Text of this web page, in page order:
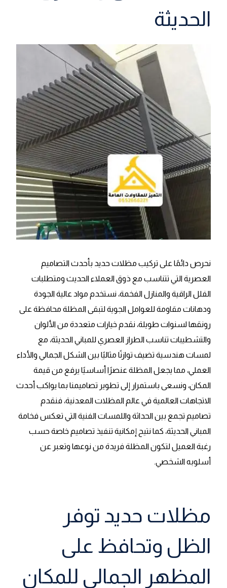
الحديثة
نحرص دائمًا على تركيب مظلات حديد بأحدث التصاميم
العصرية التي تتناسب مع ذوق العملاء الحديث ومتطلبات
الفلل الراقية والمنازل الفخمة، نستخدم مواد عالية الجودة
ودهانات مقاومة للعوامل الجوية لتبقى المظلة محافظة على
رونقها لسنوات طويلة، نقدم خيارات متعددة من الألوان
والتشطيبات تناسب الطراز العصري للمباني الحديثة، مع
لمسات هندسية تضيف توازنًا مثاليًا بين الشكل الجمالي والأداء
العملي، مما يجعل المظلة عنصرًا أساسيًا يرفع من قيمة
المكان، ونسعى باستمرار إلى تطوير تصاميمنا بما يواكب أحدث
الاتجاهات العالمية في عالم المظلات المعدنية، فنقدم
تصاميم تجمع بين الحداثة واللمسات الفنية التي تعكس فخامة
المباني الحديثة، كما نتيح إمكانية تنفيذ تصاميم خاصة حسب
رغبة العميل لتكون المظلة فريدة من نوعها وتعبر عن
أسلوبه الشخصي.
مظلات حديد توفر
الظل وتحافظ على
المظهر الجمالي للمكان